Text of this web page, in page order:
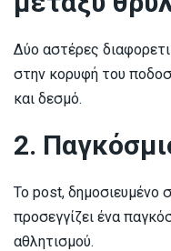
Δύο αστέρες
στην κορυφή του
και δεσμό.
2.
Το post, δημοσιευμένο
προσεγγίζει ένα
αθλητισμού.